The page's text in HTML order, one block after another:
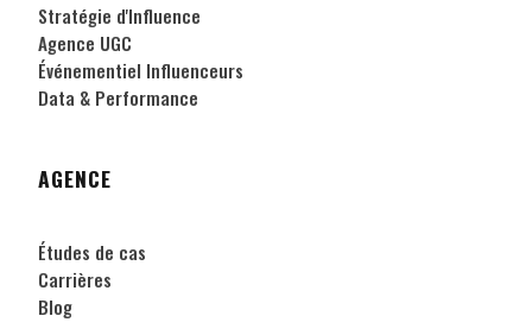
Stratégie d'Influence
Agence UGC
Événementiel Influenceurs
Data & Performance
AGENCE
Études de cas
Carrières
Blog